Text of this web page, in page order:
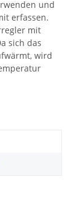
und
erfassen.
mit
sich das
wird